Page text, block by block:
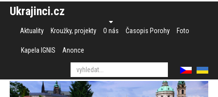
Ukrajinci.cz
Aktuality Kroužky, projekty O nás Časopis Porohy Foto
Kapela IGNIS Anonce